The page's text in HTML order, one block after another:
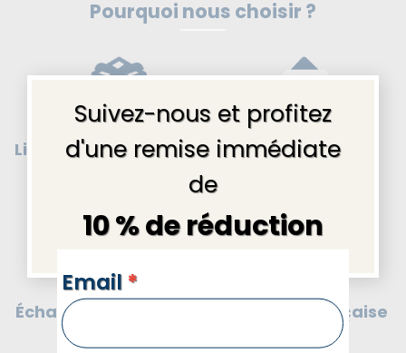
Suivez-nous et profitez
d'une remise immédiate
de
10 % de réduction
NEWSLETTERS
Email *
Pourquoi nous choisir ?
Livraison gratuiteen
Message cadeau
Échanges & Retours Boutique française
de cadeaux